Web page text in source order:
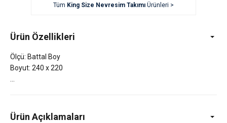
Tüm King Size Nevresim TakımıÜrünleri >
Ürün Özellikleri
Ölçü: Battal Boy
Boyut: 240 x 220
Ürün Açıklamaları